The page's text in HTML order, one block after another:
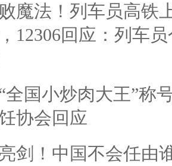
魔法！列车员高铁
12306回应：列车
全国小炒肉大王”称
协会回应
剑！中国不会任由